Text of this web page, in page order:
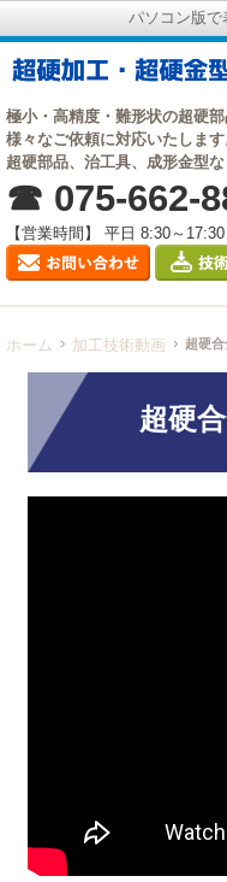
パソコン版で
極小・高精度・難形状の超硬
様々なご依頼に対応いたします
超硬部品、治工具、成形金型
☎ 075-662-
【営業時間】 平日 8:30～17:30
ホーム 加工技術動画 超硬
超硬